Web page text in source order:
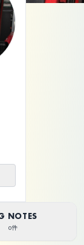
利
NOTES
0件